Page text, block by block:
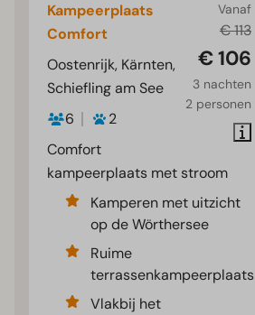
Vanaf
€ 113
€ 106
3 nachten
2 personen
Kampeerplaats
Comfort
Oostenrijk, Kärnten,
Schiefling am See
6
2
Comfort
kampeerplaats met stroom
Kamperen met uitzicht
op de Wörthersee
Ruime
terrassenkampeerplaats
Vlakbij het